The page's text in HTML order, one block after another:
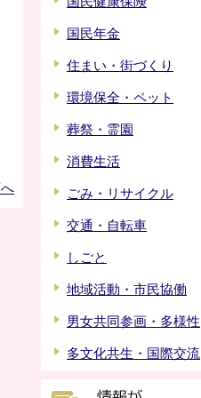
国民年金
住まい・街づくり
環境保全・ペット
葬祭・霊園
消費生活
ごみ・リサイクル
交通・自転車
しごと
地域活動・市民協働
男女共同参画・多様性
多文化共生・国際交流